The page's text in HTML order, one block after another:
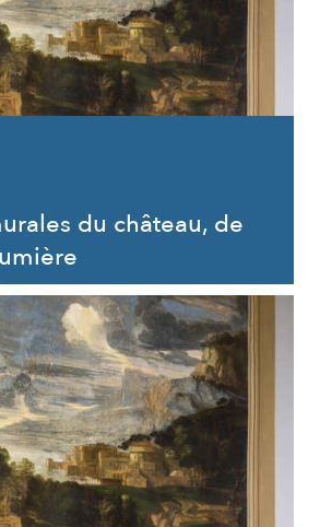
du château, de